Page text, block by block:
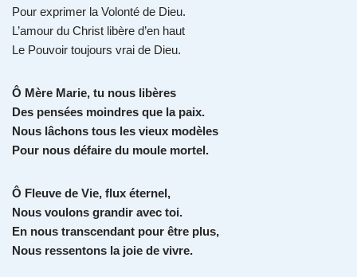
Pour exprimer la Volonté de Dieu.
L’amour du Christ libère d’en haut
Le Pouvoir toujours vrai de Dieu.
Ô Mère Marie, tu nous libères
Des pensées moindres que la paix.
Nous lâchons tous les vieux modèles
Pour nous défaire du moule mortel.
Ô Fleuve de Vie, flux éternel,
Nous voulons grandir avec toi.
En nous transcendant pour être plus,
Nous ressentons la joie de vivre.